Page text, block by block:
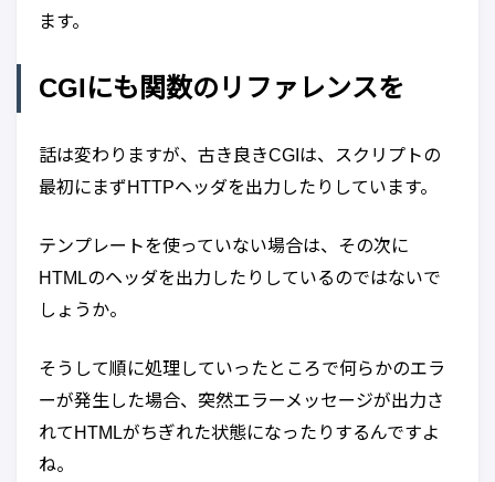
ます。
CGIにも関数のリファレンスを
話は変わりますが、古き良きCGIは、スクリプトの
最初にまずHTTPヘッダを出力したりしています。
テンプレートを使っていない場合は、その次に
HTMLのヘッダを出力したりしているのではないで
しょうか。
そうして順に処理していったところで何らかのエラ
ーが発生した場合、突然エラーメッセージが出力さ
れてHTMLがちぎれた状態になったりするんですよ
ね。